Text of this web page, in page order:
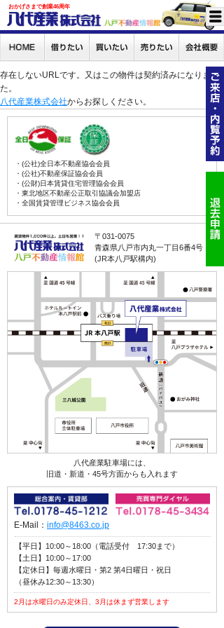
おかげさまで創業46周年
存在しないURLです。又はこの物件は契約済みになりまし
た。
八代産業株式会社からお探しください。
・(公社)全日本不動産協会会員
・(公社)不動産保証協会会員
・(公財)日本賃貸住宅管理協会会員
・東北地区不動産公正取引協議会加盟店
・全国賃貸管理ビジネス協会会員
〒031-0075
青森県八戸市内丸一丁目6番4号
(JR本八戸駅構内)
八代産業駐車場には、
旧道・新道・45号方面からも入れます
E-Mail： info@8463.co.jp
【平日】10:00～18:00（電話受付 17:30まで）
【土日】10:00～17:00
【定休日】毎週水曜日・第2 第4日曜日・祝日
（昼休み12:30～13:30）
2月は水曜日のみ定休日、3月は休まず営業します